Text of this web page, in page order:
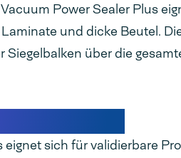
Power Sealer Plus
und dicke Beutel.
über die
eignet sich für validierbare